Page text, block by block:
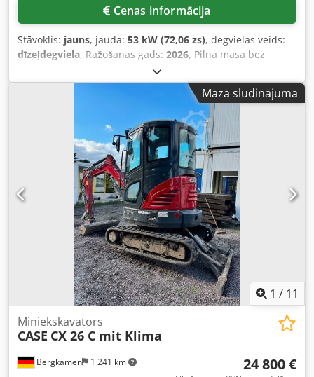
Cenas informācija
Stāvoklis: jauns, jauda: 53 kW (72,06 zs), degvielas veids:
dīzeļdegviela, Ražošanas gads: 2026, Pilna masa bez
kravas: 9 780 kg. Dsdpezrrw Ajfx Alaeck Lai iegūtu
papildinformāciju, lūdzu, sazinieties ar KEY-TEC
Mazā sludinājuma
1 / 11
Bergkamen 1 241 km
Miniekskavators
CASE CX 26 C mit Klima
24 800 €